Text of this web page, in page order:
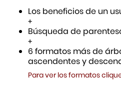
Los beneficios de un
+
Búsqueda de
+
6 formatos más de
ascendentes y
Para ver los formatos